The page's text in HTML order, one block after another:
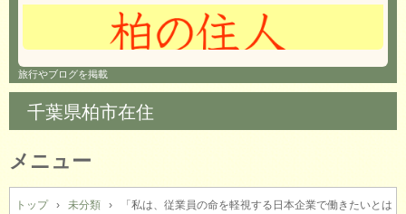
旅行やブログを掲載
千葉県柏市在住
メニュー
コ
ントップ › 未分類 ›
「私は、従業員の命を軽視する日本企業で働きたいとは